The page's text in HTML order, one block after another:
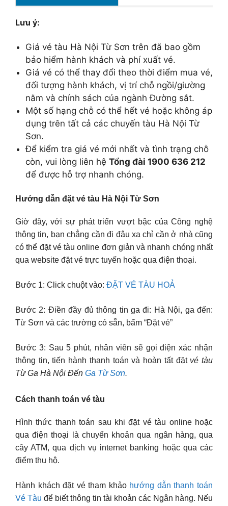
Lưu ý:
Giá vé tàu Hà Nội Từ Sơn trên đã bao gồm
bảo hiểm hành khách và phí xuất vé.
Giá vé có thể thay đổi theo thời điểm mua vé,
đối tượng hành khách, vị trí chỗ ngồi/giường
nằm và chính sách của ngành Đường sắt.
Một số hạng chỗ có thể hết vé hoặc không áp
dụng trên tất cả các chuyến tàu Hà Nội Từ
Sơn.
Để kiểm tra giá vé mới nhất và tình trạng chỗ
còn, vui lòng liên hệ Tổng đài 1900 636 212
để được hỗ trợ nhanh chóng.
Hướng dẫn đặt vé tàu Hà Nội Từ Sơn
Giờ đây, với sự phát triển vượt bậc của Công nghệ
thông tin, bạn chẳng cần đi đâu xa chỉ cần ở nhà cũng
có thể đặt vé tàu online đơn giản và nhanh chóng nhất
qua website đặt vé trực tuyến hoặc qua điện thoại.
Bước 1: Click chuột vào: ĐẶT VÉ TÀU HOẢ
Bước 2: Điền đầy đủ thông tin ga đi: Hà Nội, ga đến:
Từ Sơn và các trường có sẵn, bấm “Đặt vé”
Bước 3: Sau 5 phút, nhân viên sẽ gọi điện xác nhận
thông tin, tiến hành thanh toán và hoàn tất đặt vé tàu
Từ Ga Hà Nội Đến Ga Từ Sơn.
Cách thanh toán vé tàu
Hình thức thanh toán sau khi đặt vé tàu online hoặc
qua điện thoại là chuyển khoản qua ngân hàng, qua
cây ATM, qua dịch vụ internet banking hoặc qua các
điểm thu hộ.
Hành khách đặt vé tham khảo hướng dẫn thanh toán
Vé Tàu để biết thông tin tài khoản các Ngân hàng. Nếu